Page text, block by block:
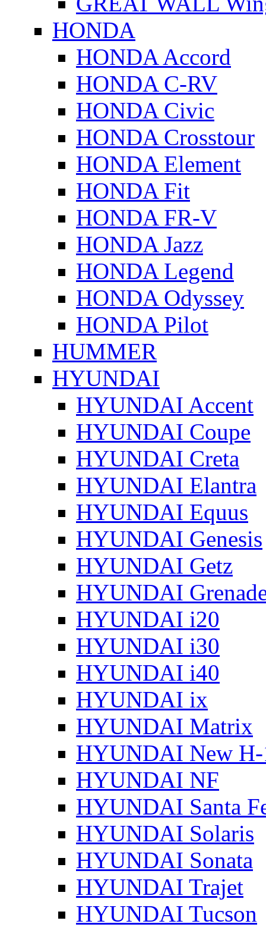
HONDA
HONDA Accord
HONDA C-RV
HONDA Civic
HONDA Crosstour
HONDA Element
HONDA Fit
HONDA FR-V
HONDA Jazz
HONDA Legend
HONDA Odyssey
HONDA Pilot
HUMMER
HYUNDAI
HYUNDAI Accent
HYUNDAI Coupe
HYUNDAI Creta
HYUNDAI Elantra
HYUNDAI Equus
HYUNDAI Genesis
HYUNDAI Getz
HYUNDAI
HYUNDAI i20
HYUNDAI i30
HYUNDAI i40
HYUNDAI ix
HYUNDAI Matrix
HYUNDAI New
HYUNDAI NF
HYUNDAI Santa
HYUNDAI Solaris
HYUNDAI Sonata
HYUNDAI Trajet
HYUNDAI Tucson